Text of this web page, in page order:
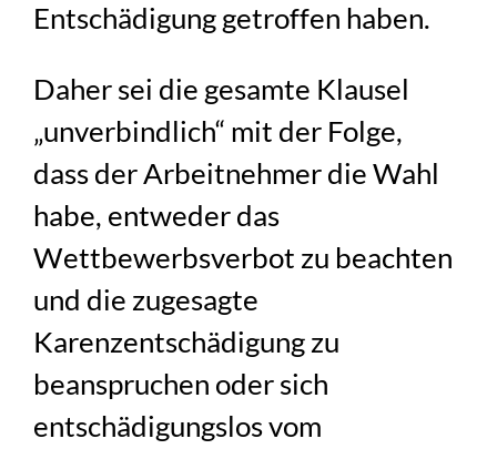
Entschädigung getroffen haben.
Daher sei die gesamte Klausel
„unverbindlich“ mit der Folge,
dass der Arbeitnehmer die Wahl
habe, entweder das
Wettbewerbsverbot zu beachten
und die zugesagte
Karenzentschädigung zu
beanspruchen oder sich
entschädigungslos vom